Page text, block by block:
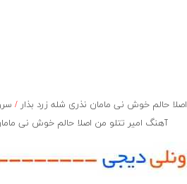
حالم خوش نى مامان نذرى شله زرد بذار /
آهنگ امیر تتلو من اصلا حالم خوش نى